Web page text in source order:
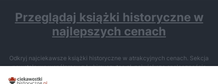
Przeglądaj książki historyczne w
najlepszych cenach
Odkryj najciekawsze książki historyczne w atrakcyjnych cenach. Sekcja
powstała we współpracy z Lubimyczytac.pl, największą społecznością
miłośników literatury w Polsce – dzięki temu możesz wybierać spośród